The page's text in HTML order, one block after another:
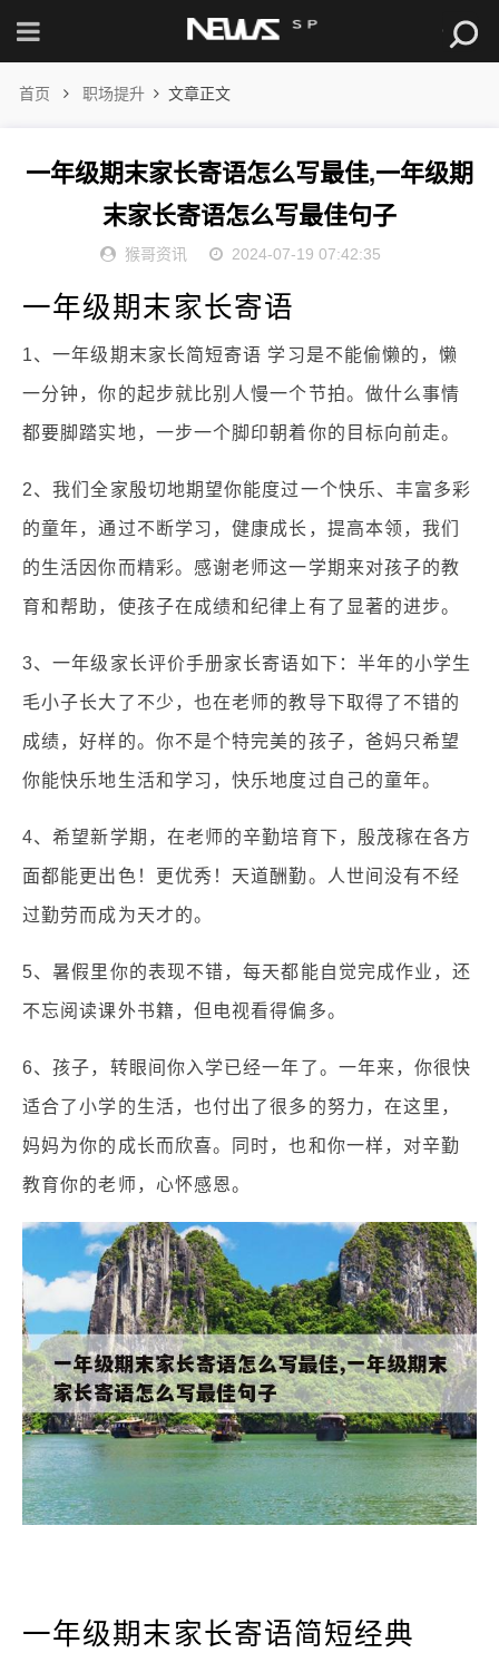
首页 职场提升 文章正文
一年级期末家长寄语怎么写最佳,一年级期
末家长寄语怎么写最佳句子
猴哥资讯 2024-07-19 07:42:35
一年级期末家长寄语
1、一年级期末家长简短寄语 学习是不能偷懒的，懒
一分钟，你的起步就比别人慢一个节拍。做什么事情
都要脚踏实地，一步一个脚印朝着你的目标向前走。
2、我们全家殷切地期望你能度过一个快乐、丰富多彩
的童年，通过不断学习，健康成长，提高本领，我们
的生活因你而精彩。感谢老师这一学期来对孩子的教
育和帮助，使孩子在成绩和纪律上有了显著的进步。
3、一年级家长评价手册家长寄语如下：半年的小学生
毛小子长大了不少，也在老师的教导下取得了不错的
成绩，好样的。你不是个特完美的孩子，爸妈只希望
你能快乐地生活和学习，快乐地度过自己的童年。
4、希望新学期，在老师的辛勤培育下，殷茂稼在各方
面都能更出色！更优秀！天道酬勤。人世间没有不经
过勤劳而成为天才的。
5、暑假里你的表现不错，每天都能自觉完成作业，还
不忘阅读课外书籍，但电视看得偏多。
6、孩子，转眼间你入学已经一年了。一年来，你很快
适合了小学的生活，也付出了很多的努力，在这里，
妈妈为你的成长而欣喜。同时，也和你一样，对辛勤
教育你的老师，心怀感恩。
一年级期末家长寄语简短经典